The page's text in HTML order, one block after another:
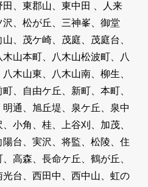
、東郡山、東中田 、人来
、松が丘、三神峯、御堂
、茂ケ崎、茂庭、茂庭台、
山本町、八木山松波町、八
木山東、八木山南、柳生、
、自由ケ丘、新町、本町、
通、旭丘堤、泉ケ丘、泉中
小角、桂、上谷刈、加茂、
台、実沢、将監、松陵、住
高森、長命ケ丘、鶴が丘、
台、西田中、西中山、虹の